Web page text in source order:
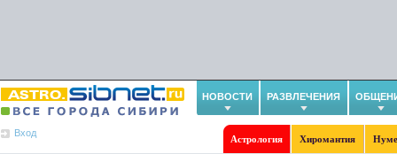
НОВОСТИ РАЗВЛЕЧЕНИЯ
Вход
Астрология Хиромантия